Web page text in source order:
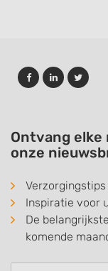
Ontvang elke
onze
Inspiratie voor
De
komende